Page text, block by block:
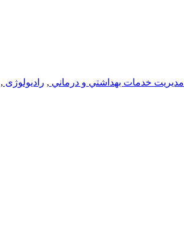
مديريت خدمات بهداشتي و درماني , رادیولوژی ,